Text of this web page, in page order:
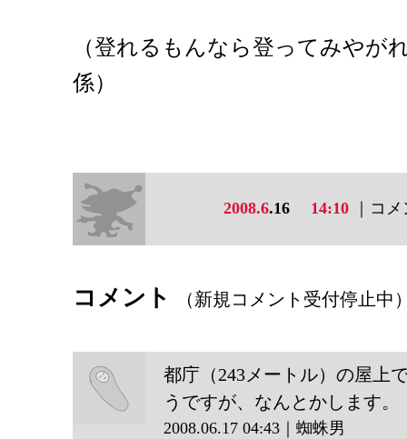
（登れるもんなら登ってみや
係）
2008.6.16 14:10 ｜コ
コメント （新規コメント受付停止中
都庁（243メートル）の屋上
うですが、なんとかします。
2008.06.17 04:43｜蜘蛛男